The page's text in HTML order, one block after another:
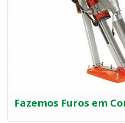
Fazemos Furos em